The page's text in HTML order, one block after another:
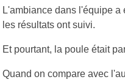
L'ambiance dans l'équipe
les résultats ont suivi.
Et pourtant, la poule était
Quand on compare avec